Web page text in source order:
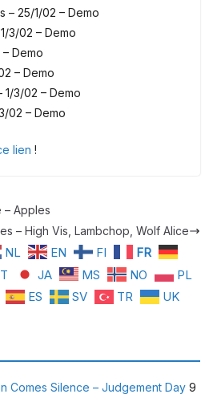
– 25/1/02 – Demo
3/02 – Demo
– Demo
– Demo
1/3/02 – Demo
02 – Demo
lien !
– Apples
– High Vis, Lambchop, Wolf Alice
NL EN FI
FR
JA MS NO
PL
ES SV TR UK
Comes Silence – Judgement Day 9